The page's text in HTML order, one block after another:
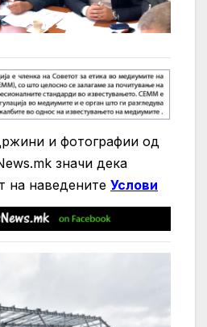
и фотографии од
значи дека
на нaведените Услови